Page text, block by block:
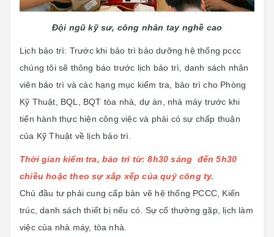
Đội ngũ kỹ sư, công nhân tay nghề cao
Lịch bảo trì: Trước khi bảo trì bảo dưỡng hệ thống pccc
chúng tôi sẽ thông báo trước lịch bảo trì, danh sách nhân
viên bảo trì và các hạng mục kiểm tra, bảo trì cho Phòng
Kỹ Thuật, BQL, BQT tòa nhà, dự án, nhà máy trước khi
tiến hành thực hiện công việc và phải có sự chấp thuận
của Kỹ Thuật về lịch bảo trì.
Thời gian kiểm tra, bảo trì từ: 8h30 sáng đến 5h30
chiều hoặc theo sự xắp xếp của quý công ty.
Chủ đầu tư phải cung cấp bản vẽ hệ thống PCCC, Kiến
trúc, danh sách thiết bị nếu có. Sự cố thường gặp, lịch làm
việc của nhà máy, tòa nhà.